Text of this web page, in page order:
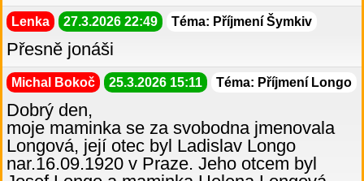
Lenka 27.3.2026 22:49 Téma: Příjmení Šymkiv
Přesně jonáši
Michal Bokoč 25.3.2026 15:11 Téma: Příjmení Longo
Dobrý den,
moje maminka se za svobodna jmenovala
Longová, její otec byl Ladislav Longo
nar.16.09.1920 v Praze. Jeho otcem byl